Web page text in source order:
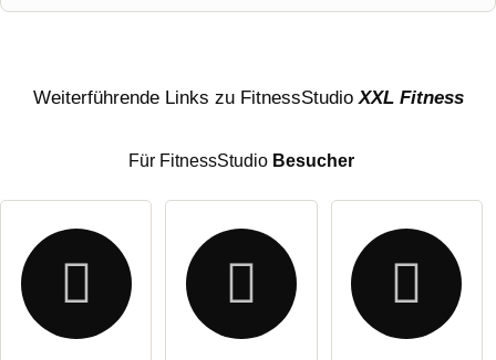
E-Mail-Adresse (wird nicht veröffentlicht)
Weiterführende Links zu FitnessStudio XXL Fitness
Für FitnessStudio Besucher